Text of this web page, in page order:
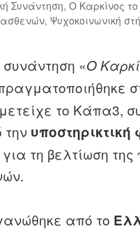
Συνάντηση,Ο Καρκίνος
ασθενών, Ψυχοκοινωνική
συνάντηση «Ο
το Κάπα3,
τη βελτίωση της
από το